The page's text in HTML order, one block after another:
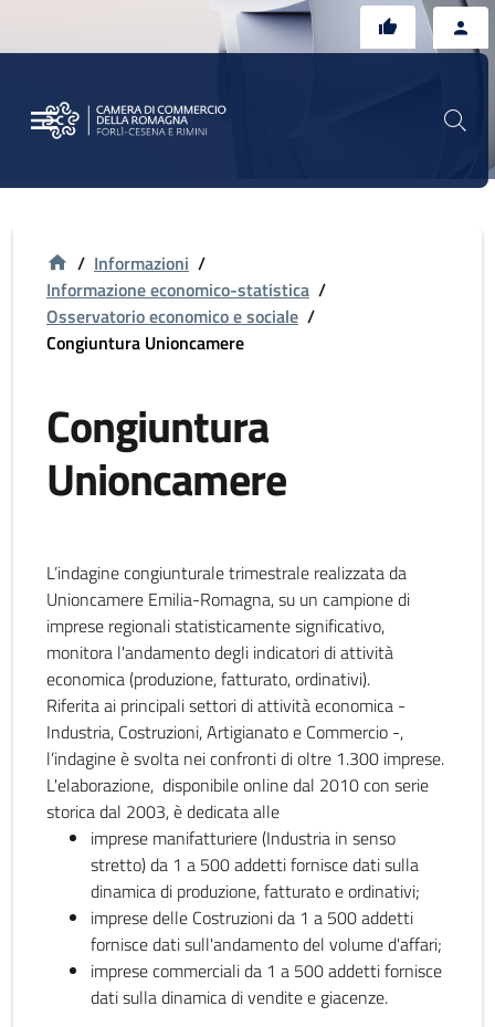
/ Informazioni /
Informazione economico-statistica /
Osservatorio economico e sociale /
Congiuntura Unioncamere
Congiuntura
Unioncamere
L’indagine congiunturale trimestrale realizzata da
Unioncamere Emilia-Romagna, su un campione di
imprese regionali statisticamente significativo,
monitora l'andamento degli indicatori di attività
economica (produzione, fatturato, ordinativi).
Riferita ai principali settori di attività economica -
Industria, Costruzioni, Artigianato e Commercio -,
l’indagine è svolta nei confronti di oltre 1.300 imprese.
L'elaborazione, disponibile online dal 2010 con serie
storica dal 2003, è dedicata alle
imprese manifatturiere (Industria in senso
stretto) da 1 a 500 addetti fornisce dati sulla
dinamica di produzione, fatturato e ordinativi;
imprese delle Costruzioni da 1 a 500 addetti
fornisce dati sull'andamento del volume d'affari;
imprese commerciali da 1 a 500 addetti fornisce
dati sulla dinamica di vendite e giacenze.